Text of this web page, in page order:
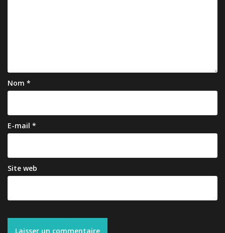
Nom *
E-mail *
Site web